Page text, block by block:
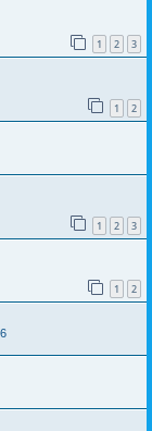
1 2 3
1 2
1 2 3
1 2